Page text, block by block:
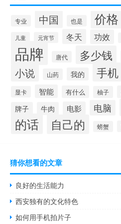
专业 中国 也是 价格
儿童 元宵节 冬天 功效
品牌 唐代 多少钱
小说 山药 我的 手机
显卡 智能 有什么 柚子
牌子 牛肉 电影 电脑
的话 自己的 螃蟹
猜你想看的文章
良好的生活能力
西安独有的文化特色
如何用手机拍片子